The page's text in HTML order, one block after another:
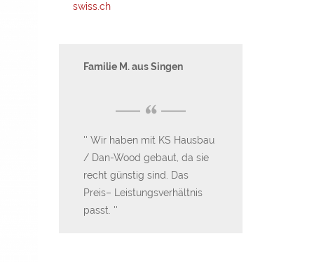
swiss.ch
Geisingen
Wir
Familie M. aus Singen
“
Wir haben mit KS Hausbau
/ Dan-Wood gebaut, da sie
recht günstig sind. Das
Preis– Leistungsverhältnis
passt.